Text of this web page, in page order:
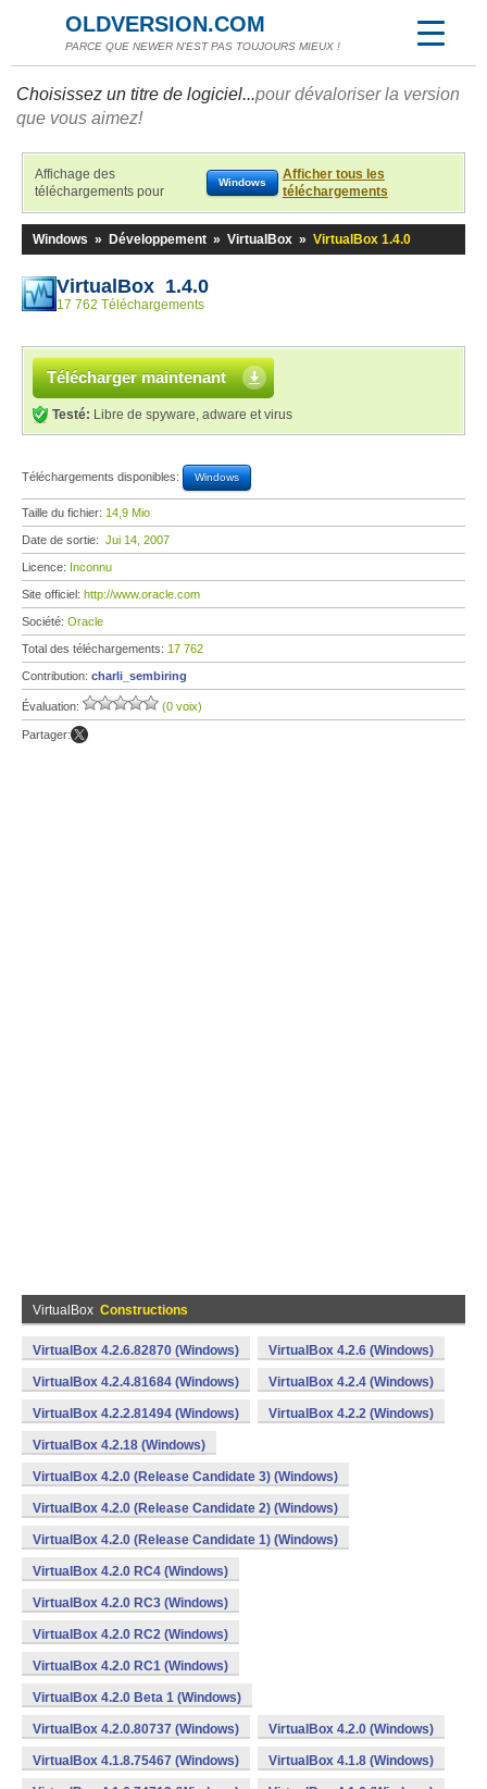
OLDVERSION.COM
PARCE QUE NEWER N'EST PAS TOUJOURS MIEUX !
Choisissez un titre de logiciel...pour dévaloriser la version
que vous aimez!
Affichage des
téléchargements pour
Windows
Afficher tous les
téléchargements
Windows » Développement » VirtualBox » VirtualBox 1.4.0
VirtualBox 1.4.0
17 762 Téléchargements
Télécharger maintenant
Testé: Libre de spyware, adware et virus
Téléchargements disponibles: Windows
Taille du fichier: 14,9 Mio
Date de sortie: Jui 14, 2007
Licence: Inconnu
Site officiel: http://www.oracle.com
Société: Oracle
Total des téléchargements: 17 762
Contribution: charli_sembiring
Évaluation: (0 voix)
Partager:
VirtualBox Constructions
VirtualBox 4.2.6.82870 (Windows) VirtualBox 4.2.6 (Windows)
VirtualBox 4.2.4.81684 (Windows) VirtualBox 4.2.4 (Windows)
VirtualBox 4.2.2.81494 (Windows) VirtualBox 4.2.2 (Windows)
VirtualBox 4.2.18 (Windows)
VirtualBox 4.2.0 (Release Candidate 3) (Windows)
VirtualBox 4.2.0 (Release Candidate 2) (Windows)
VirtualBox 4.2.0 (Release Candidate 1) (Windows)
VirtualBox 4.2.0 RC4 (Windows)
VirtualBox 4.2.0 RC3 (Windows)
VirtualBox 4.2.0 RC2 (Windows)
VirtualBox 4.2.0 RC1 (Windows)
VirtualBox 4.2.0 Beta 1 (Windows)
VirtualBox 4.2.0.80737 (Windows) VirtualBox 4.2.0 (Windows)
VirtualBox 4.1.8.75467 (Windows) VirtualBox 4.1.8 (Windows)